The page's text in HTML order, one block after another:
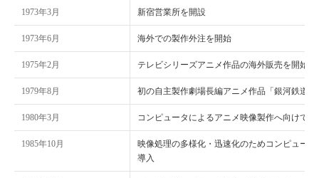
1973年3月 新宿営業所を開設
1973年6月 海外での製作外注を開始
1975年2月 テレビシリーズアニメ作品の海外販売を開始
1979年8月 初の自主製作劇場長編アニメ作品「銀河鉄道
1980年3月 コンピュータによるアニメ映像製作へ向けて
1985年10月
映像処理の多様化・迅速化のためコンピュー
導入